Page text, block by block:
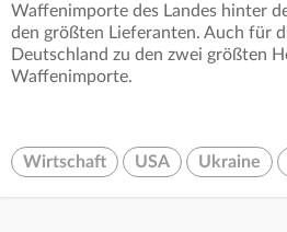
Waffenimporte des Landes hinter
den größten Lieferanten. Auch für
Deutschland zu den zwei größten
Waffenimporte.
Wirtschaft USA Ukraine